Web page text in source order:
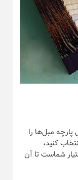
پارچه مبل‌ها را
کنید،
شماست تا آن